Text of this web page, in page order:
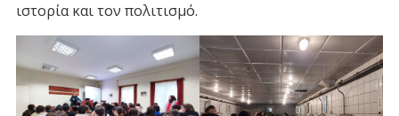
ιστορία και τον πολιτισμό.